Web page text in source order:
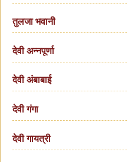
तुलजा भवानी
देवी अन्नपूर्णा
देवी अंबाबाई
देवी गंगा
देवी गायत्री